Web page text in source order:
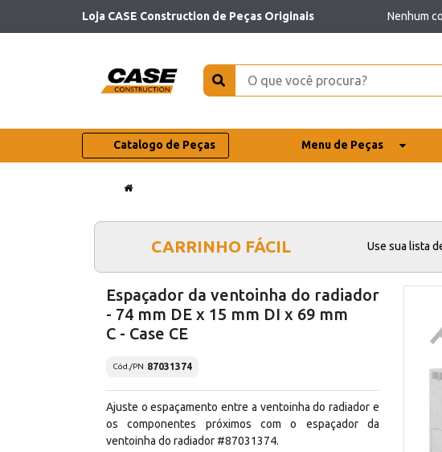
Loja CASE Construction de Peças Originais Nenhum
Catalogo de Peças Menu de Peças
CARRINHO FÁCIL Use sua lista
Espaçador da ventoinha do radiador
- 74 mm DE x 15 mm DI x 69 mm
C - Case CE
Cód./PN 87031374
Ajuste o espaçamento entre a ventoinha do radiador e
os componentes próximos com o espaçador da
ventoinha do radiador #87031374.